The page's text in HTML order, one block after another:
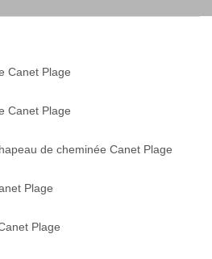
Canet Plage
Canet Plage
de cheminée Canet Plage
Plage
Plage